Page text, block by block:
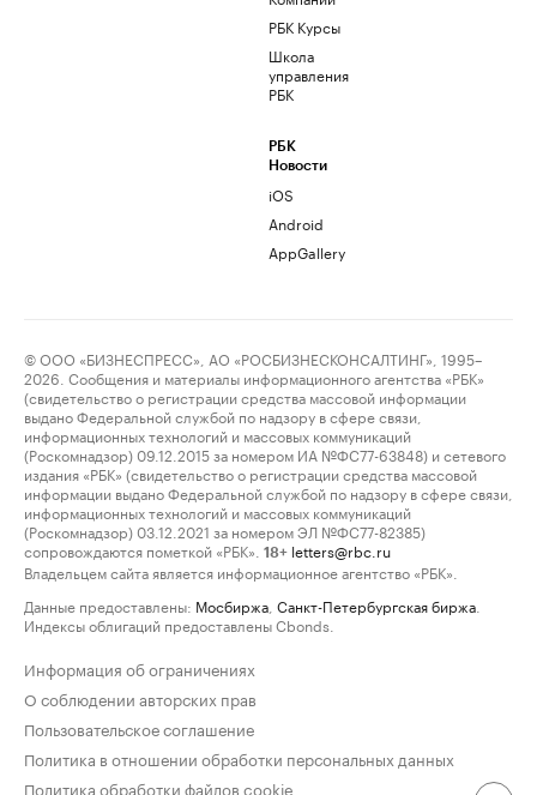
РБК Курсы
Школа
управления
РБК
РБК
Новости
iOS
Android
AppGallery
© ООО «БИЗНЕСПРЕСС», АО «РОСБИЗНЕСКОНСАЛТИНГ», 1995–
2026. Сообщения и материалы информационного агентства «РБК»
(свидетельство о регистрации средства массовой информации
выдано Федеральной службой по надзору в сфере связи,
информационных технологий и массовых коммуникаций
(Роскомнадзор) 09.12.2015 за номером ИА №ФС77-63848) и сетевого
издания «РБК» (свидетельство о регистрации средства массовой
информации выдано Федеральной службой по надзору в сфере связи,
информационных технологий и массовых коммуникаций
(Роскомнадзор) 03.12.2021 за номером ЭЛ №ФС77-82385)
сопровождаются пометкой «РБК».
18+ letters@rbc.ru
Владельцем сайта является информационное агентство «РБК».
Данные предоставлены: Мосбиржа Санкт-Петербургская биржа
Индексы облигаций предоставлены Cbonds.
Информация об ограничениях
О соблюдении авторских прав
Пользовательское соглашение
Политика в отношении обработки персональных данных
Политика обработки файлов cookie